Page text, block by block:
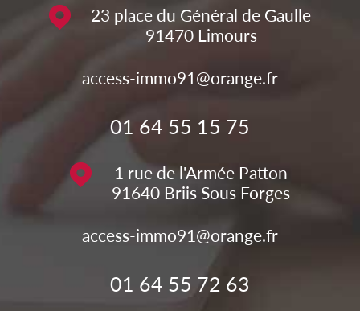
23 place du Général de Gaulle
91470 Limours
access-immo91@orange.fr
01 64 55 15 75
1 rue de l'Armée Patton
91640 Briis Sous Forges
access-immo91@orange.fr
01 64 55 72 63